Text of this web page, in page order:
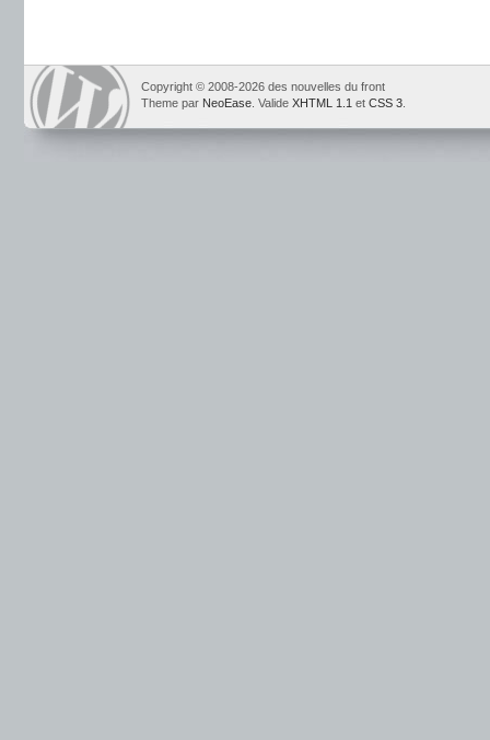
Copyright © 2008-2026 des nouvelles du front
Theme par NeoEase . Valide XHTML 1.1 et CSS 3